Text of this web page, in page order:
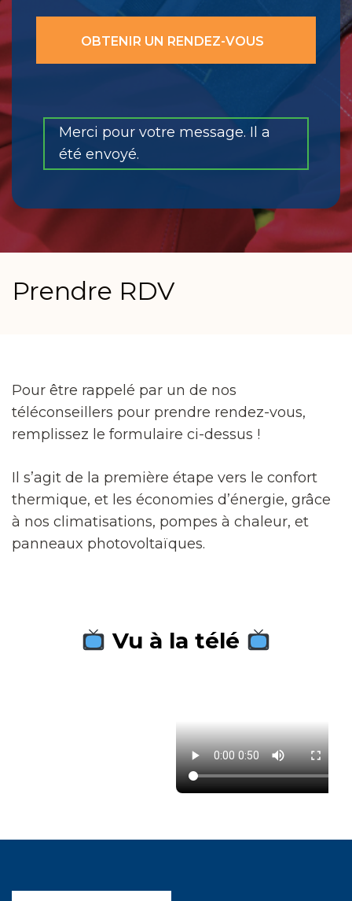
Merci pour votre message. Il a
été envoyé.
Prendre RDV
Pour être rappelé par un de nos
téléconseillers pour prendre rendez-vous,
remplissez le formulaire ci-dessus !
Il s’agit de la première étape vers le confort
thermique, et les économies d’énergie, grâce
à nos climatisations, pompes à chaleur, et
panneaux photovoltaïques.
Vu à la télé